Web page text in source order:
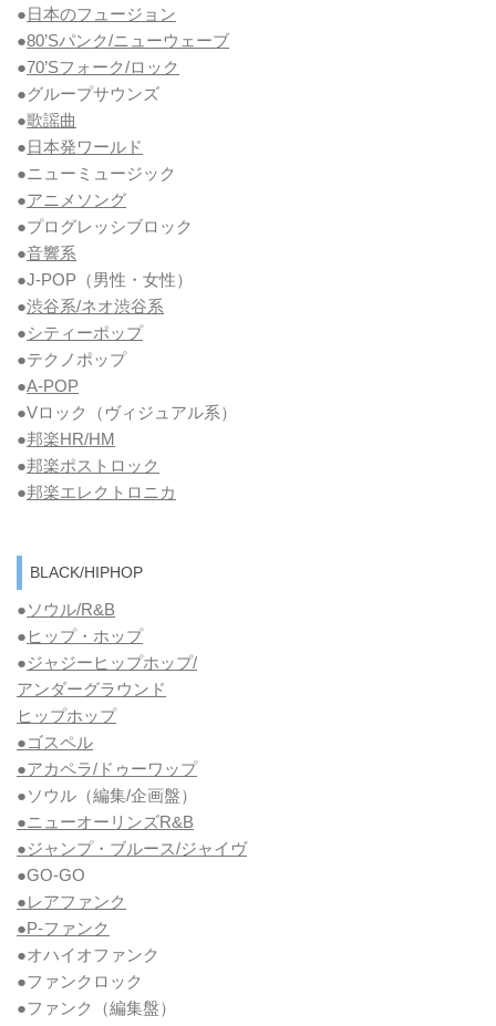
●日本のフュージョン
●80’Sパンク/ニューウェーブ
●70’Sフォーク/ロック
●グループサウンズ
●歌謡曲
●日本発ワールド
●ニューミュージック
●アニメソング
●プログレッシブロック
●音響系
●J-POP（男性・女性）
●渋谷系/ネオ渋谷系
●シティーポップ
●テクノポップ
●A-POP
●Vロック
（ヴィジュアル系）
●邦楽HR/HM
●邦楽ポストロック
●邦楽エレクトロニカ
BLACK/HIPHOP
●ソウル/R&B
● ヒップ・ホップ
●ジャジーヒップホップ/
アンダーグラウンド
ヒップホップ
●ゴスペル
●アカペラ/ドゥーワップ
●ソウル （編集/企画盤）
●ニューオーリンズR&B
●ジャンプ・ブルース/ジャイヴ
●GO-GO
●レアファンク
●P-ファンク
●オハイオファンク
●ファンクロック
●ファンク
（編集盤）